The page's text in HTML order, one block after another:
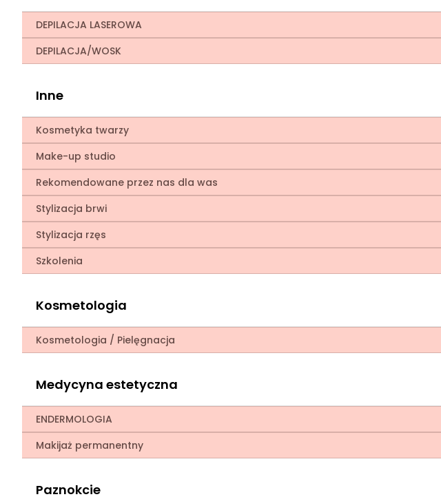
DEPILACJA LASEROWA
DEPILACJA/WOSK
Inne
Kosmetyka twarzy
Make-up studio
Rekomendowane przez nas dla was
Stylizacja brwi
Stylizacja rzęs
Szkolenia
Kosmetologia
Kosmetologia / Pielęgnacja
Medycyna estetyczna
ENDERMOLOGIA
Makijaż permanentny
Paznokcie